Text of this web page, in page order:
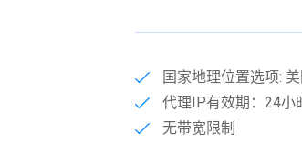
国家地理位置选项: 美
代理IP有效期：24小
无带宽限制